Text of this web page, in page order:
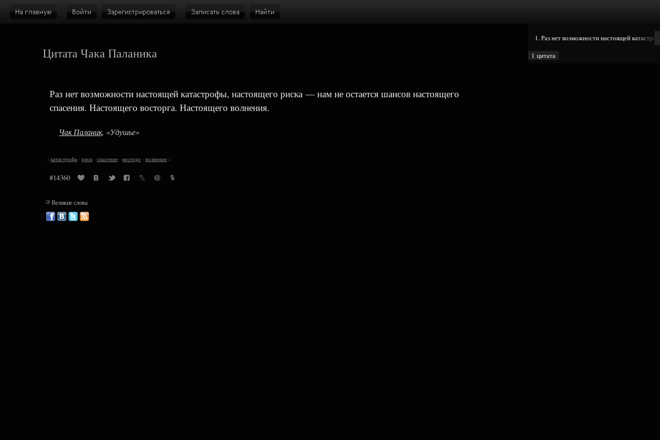
Цитата Чака Паланика
Раз нет возможности настоящей катастрофы, настоящего риска — нам не остается шансов настоящего
спасения. Настоящего восторга. Настоящего волнения.
Чак Паланик, «Удушье»
‹ катастрофа ·риск ·спасение ·восторг ·волнение ›
#14360
1. Раз нет возможности настоящей
1 цитата
©Великие слова